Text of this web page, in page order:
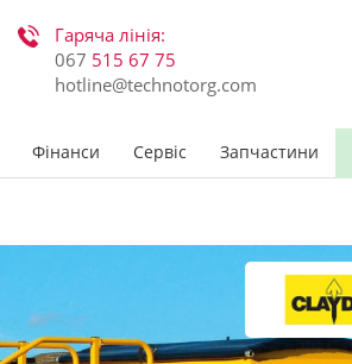
Гаряча лінія:
067 515 67 75
hotline@technotorg.com
Фінанси Сервіс Запчастини